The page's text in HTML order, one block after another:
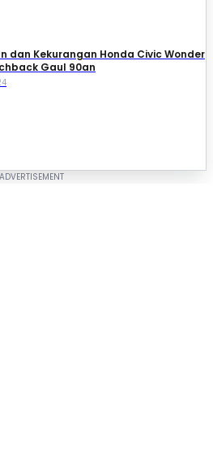
dan Kekurangan Honda Civic Wonder
Gaul 90an